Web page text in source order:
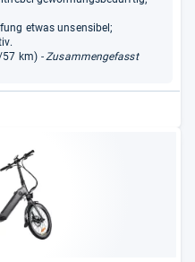
etwas unsensibel;
57 km)- Zusammengefasst